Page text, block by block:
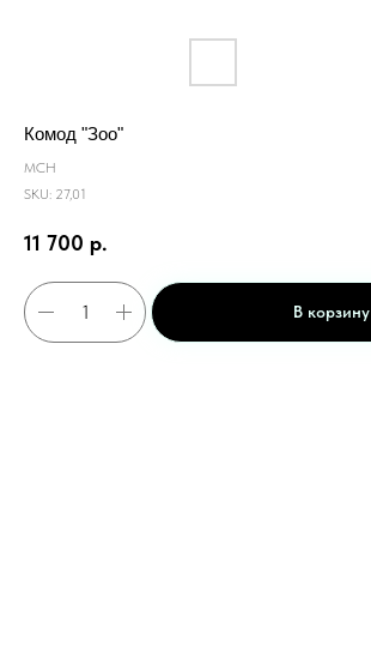
Комод "Зоо"
МСН
SKU: 27,01
11 700 р.
В корзину